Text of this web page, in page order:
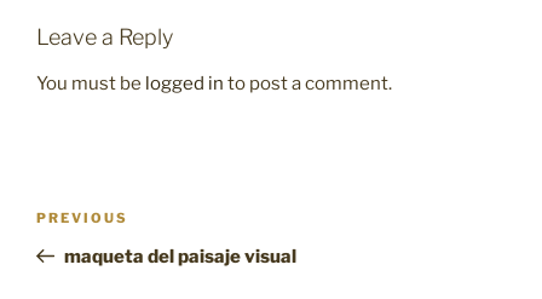
Leave a Reply
You must be logged in to post a comment.
Post
Previous
Post
PREVIOUS
maqueta del paisaje visual